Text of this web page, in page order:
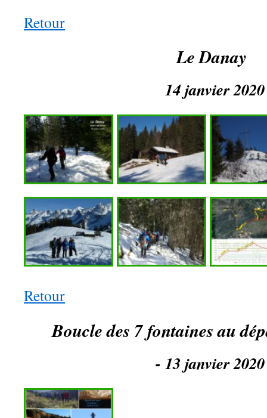
Retour
Le Danay
14 janvier 2020
Retour
Boucle des 7 fontaines au
- 13 janvier